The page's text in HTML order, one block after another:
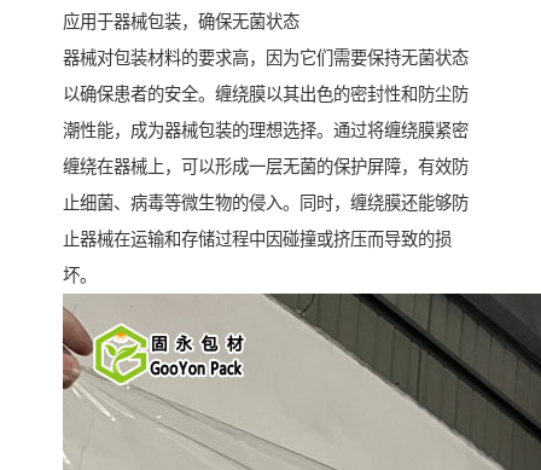
应用于器械包装，确保无菌状态
器械对包装材料的要求高，因为它们需要保持无菌状态
以确保患者的安全。缠绕膜以其出色的密封性和防尘防
潮性能，成为器械包装的理想选择。通过将缠绕膜紧密
缠绕在器械上，可以形成一层无菌的保护屏障，有效防
止细菌、病毒等微生物的侵入。同时，缠绕膜还能够防
止器械在运输和存储过程中因碰撞或挤压而导致的损
坏。